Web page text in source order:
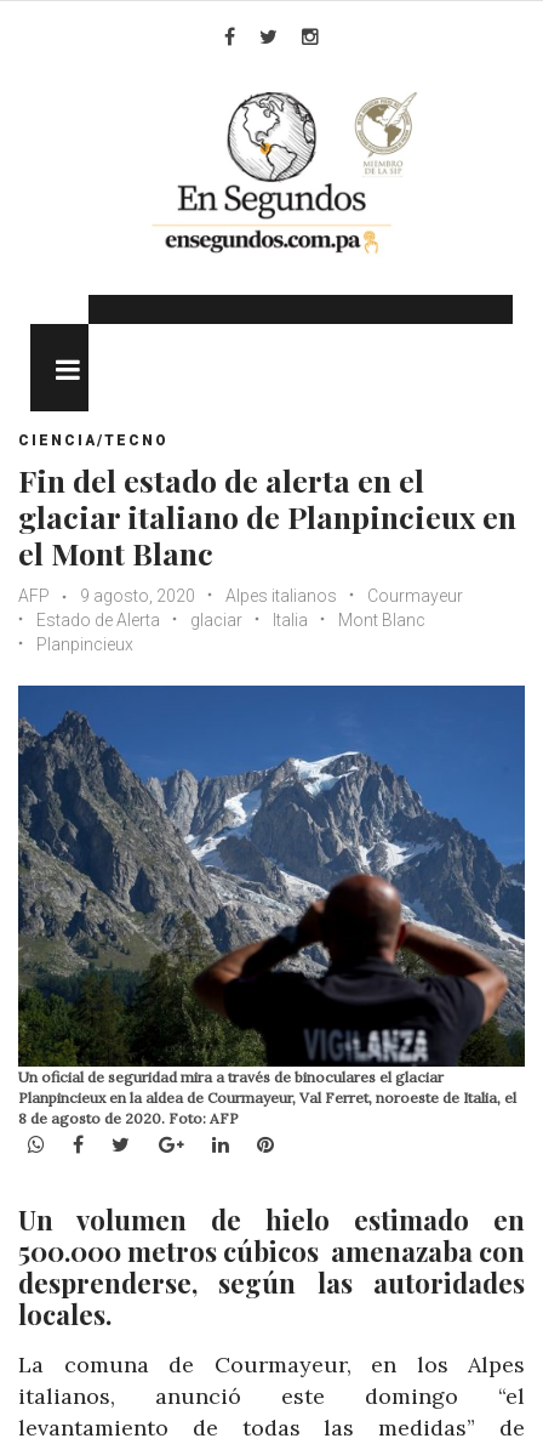
CIENCIA/TECNO
Fin del estado de alerta en el
glaciar italiano de Planpincieux en
el Mont Blanc
AFP 9 agosto, 2020 Alpes italianos
Courmayeur
Estado de Alerta
glaciar Italia
Mont Blanc
Planpincieux
Un oficial de seguridad mira a través de binoculares el glaciar
Planpincieux en la aldea de Courmayeur, Val Ferret, noroeste de Italia, el
8 de agosto de 2020. Foto: AFP
WhatsApp
Facebook
TwitterGoogle+LinkedInPinterest
Un volumen de hielo estimado en
500.000 metros cúbicos amenazaba con
desprenderse, según las autoridades
locales.
La comuna de Courmayeur, en los Alpes
italianos, anunció este domingo “el
levantamiento de todas las medidas” de